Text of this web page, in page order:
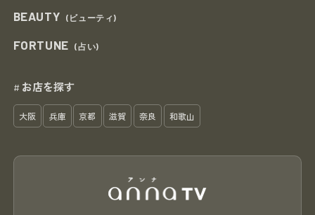
BEAUTY (ビューティ)
FORTUNE (占い)
# お店を探す
大阪 兵庫 京都 滋賀 奈良 和歌山